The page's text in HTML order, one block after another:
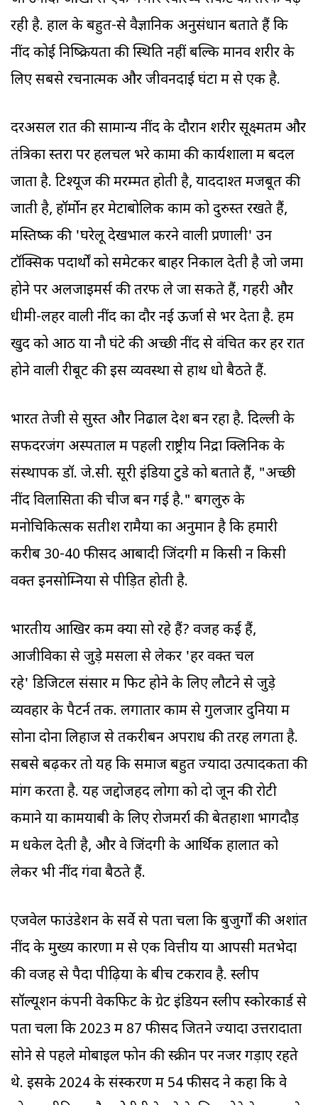
रही है. हाल के बहुत-से वैज्ञानिक अनुसंधान बताते हैं कि
नींद कोई निष्क्रियता की स्थिति नहीं बल्कि मानव शरीर के
लिए सबसे रचनात्मक और जीवनदाई घंटों में से एक है.
दरअसल रात की सामान्य नींद के दौरान शरीर सूक्ष्मतम और
तंत्रिका स्तरों पर हलचल भरे कामों की कार्यशाला में बदल
जाता है. टिश्यूज की मरम्मत होती है, याददाश्त मजबूत की
जाती है, हॉर्मोन हर मेटाबोलिक काम को दुरुस्त रखते हैं,
मस्तिष्क की 'घरेलू देखभाल करने वाली प्रणाली' उन
टॉक्सिक पदार्थों को समेटकर बाहर निकाल देती है जो जमा
होने पर अलजाइमर्स की तरफ ले जा सकते हैं, गहरी और
धीमी-लहर वाली नींद का दौर नई ऊर्जा से भर देता है. हम
खुद को आठ या नौ घंटे की अच्छी नींद से वंचित कर हर रात
होने वाली रीबूट की इस व्यवस्था से हाथ धो बैठते हैं.
भारत तेजी से सुस्त और निढाल देश बन रहा है. दिल्ली के
सफदरजंग अस्पताल में पहली राष्ट्रीय निद्रा क्लिनिक के
संस्थापक डॉ. जे.सी. सूरी इंडिया टुडे को बताते हैं, "अच्छी
नींद विलासिता की चीज बन गई है." बेंगलुरु के
मनोचिकित्सक सतीश रामैया का अनुमान है कि हमारी
करीब 30-40 फीसद आबादी जिंदगी में किसी न किसी
वक्त इनसोम्निया से पीड़ित होती है.
भारतीय आखिर कम क्यों सो रहे हैं? वजहें कई हैं,
आजीविका से जुड़े मसलों से लेकर 'हर वक्त चल
रहे' डिजिटल संसार में फिट होने के लिए लौटने से जुड़े
व्यवहार के पैटर्न तक. लगातार काम से गुलजार दुनिया में
सोना दोनों लिहाज से तकरीबन अपराध की तरह लगता है.
सबसे बढ़कर तो यह कि समाज बहुत ज्यादा उत्पादकता की
मांग करता है. यह जद्दोजहद लोगों को दो जून की रोटी
कमाने या कामयाबी के लिए रोजमर्रा की बेतहाशा भागदौड़
में धकेल देती है, और वे जिंदगी के आर्थिक हालात को
लेकर भी नींद गंवा बैठते हैं.
एजवेल फाउंडेशन के सर्वे से पता चला कि बुजुर्गों की अशांत
नींद के मुख्य कारणों में से एक वित्तीय या आपसी मतभेदों
की वजह से पैदा पीढ़ियों के बीच टकराव है. स्लीप
सॉल्यूशन कंपनी वेकफिट के ग्रेट इंडियन स्लीप स्कोरकार्ड से
पता चला कि 2023 में 87 फीसद जितने ज्यादा उत्तरादाता
सोने से पहले मोबाइल फोन की स्क्रीन पर नजरें गड़ाए रहते
थे. इसके 2024 के संस्करण में 54 फीसद ने कहा कि वे